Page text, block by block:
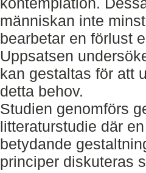
människan inte
bearbetar en förlust
Uppsatsen
kan gestaltas för att
detta behov.
Studien genomförs
litteraturstudie där
betydande
principer diskuteras